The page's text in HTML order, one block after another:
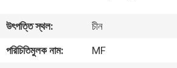
আমাদের
উৎপত্তি স্থল:
চীন
পরিচিতিমুলক নাম:
MF